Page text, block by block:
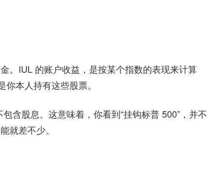
。IUL 的账户收益，是按某个指数的表现来计算
本人持有这些股票。
包含股息。这意味着，你看到“挂钩标普 500”，并不
就差不少。